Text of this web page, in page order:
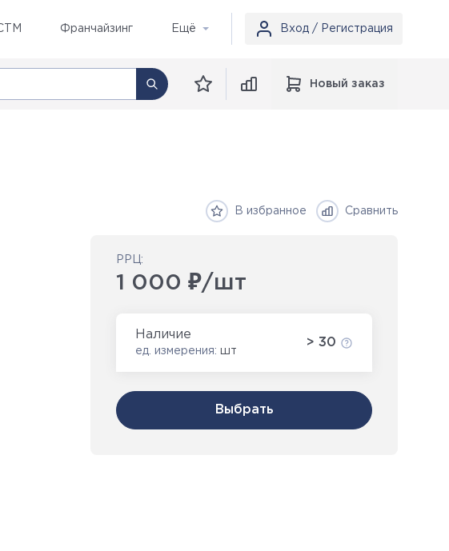
Франчайзинг Ещё Вход / Регистрация
Новый заказ
В избранное Сравнить
РРЦ:
1 000 ₽/шт
Наличие
ед. измерения: шт
> 30
Выбрать